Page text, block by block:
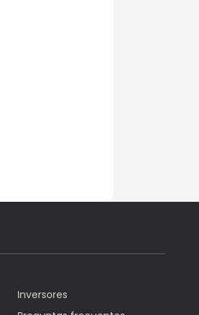
Inversores